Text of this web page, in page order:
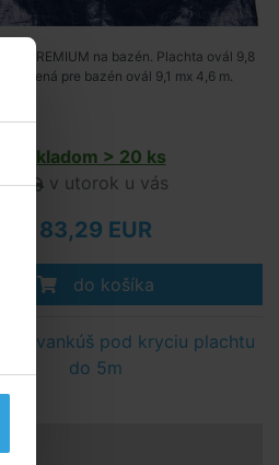
PREMIUM na bazén. Plachta ovál 9,8
m určená pre bazén ovál 9,1 mx 4,6 m.
Skladom > 20 ks
v utorok u vás
83,29 EUR
do košíka
vankúš pod kryciu plachtu
do 5m